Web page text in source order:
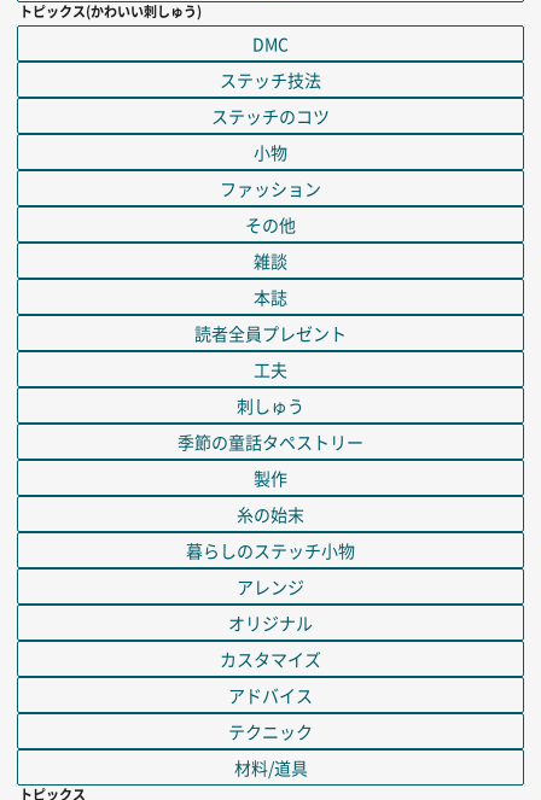
トピックス(かわいい刺しゅう)
DMC
ステッチ技法
ステッチのコツ
小物
ファッション
その他
雑談
本誌
読者全員プレゼント
工夫
刺しゅう
季節の童話タペストリー
製作
糸の始末
暮らしのステッチ小物
アレンジ
オリジナル
カスタマイズ
アドバイス
テクニック
材料/道具
トピックス